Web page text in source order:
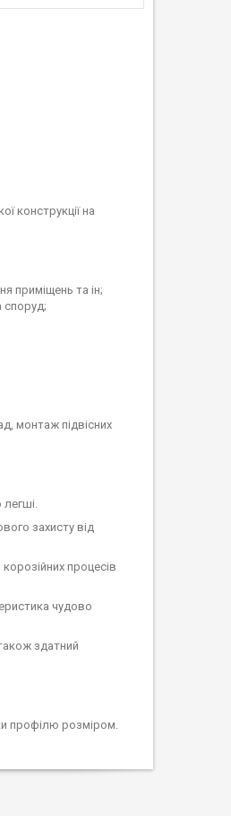
конструкції на
приміщень та ін;
споруд;
монтаж підвісних
легші.
захисту від
процесів
чудово
здатний
профілю розміром.